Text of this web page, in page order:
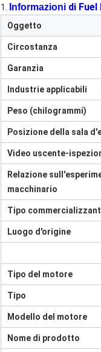
1. Informazioni di Fuel
Oggetto
Circostanza
Garanzia
Industrie applicabili
Peso (chilogrammi)
Posizione della sala
Video uscente-
Relazione
macchinario
Tipo
Luogo d'origine
Tipo del motore
Tipo
Modello del motore
Nome di prodotto